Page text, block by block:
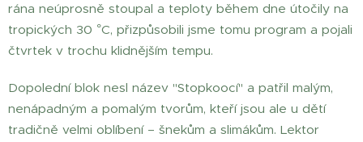
rána neúprosně stoupal a teploty během dne útočily na
tropických 30 °C, přizpůsobili jsme tomu program a pojali
čtvrtek v trochu klidnějším tempu.
Dopolední blok nesl název "Stopkoocí" a patřil malým,
nenápadným a pomalým tvorům, kteří jsou ale u dětí
tradičně velmi oblíbení – šnekům a slimákům. Lektor